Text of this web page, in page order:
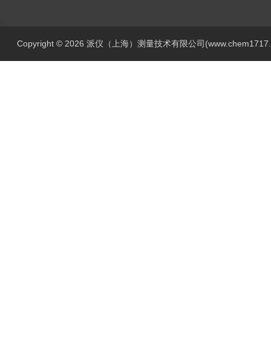
Copyright © 2026 派仪（上海）测量技术有限公司